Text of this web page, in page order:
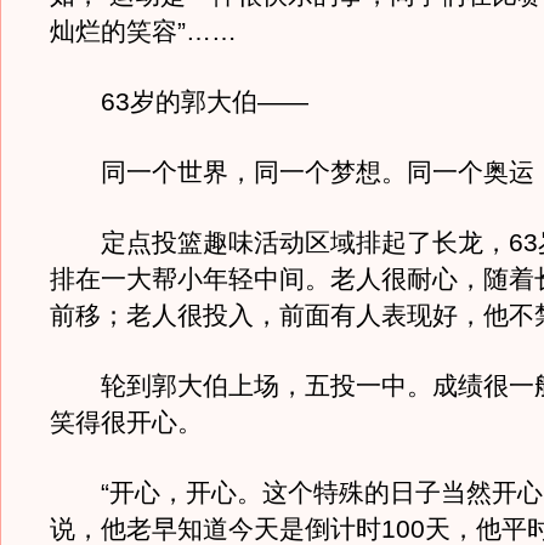
灿烂的笑容”……
63岁的郭大伯——
同一个世界，同一个梦想。同一个奥运
定点投篮趣味活动区域排起了长龙，63
排在一大帮小年轻中间。老人很耐心，随着
前移；老人很投入，前面有人表现好，他不
轮到郭大伯上场，五投一中。成绩很一
笑得很开心。
“开心，开心。这个特殊的日子当然开心
说，他老早知道今天是倒计时100天，他平